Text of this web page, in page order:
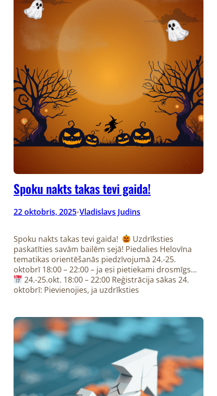
Spoku nakts takas tevi gaida!
22 oktobris, 2025•Vladislavs Judins
Spoku nakts takas tevi gaida!
Uzdrīksties
paskatīties savām bailēm sejā! Piedalies Helovīna
tematikas orientēšanās piedzīvojumā 24.-25.
oktobrī 18:00 – 22:00 – ja esi pietiekami drosmīgs…
24.-25.okt. 18:00 – 22:00 Reģistrācija sākas 24.
oktobrī: Pievienojies, ja uzdrīksties